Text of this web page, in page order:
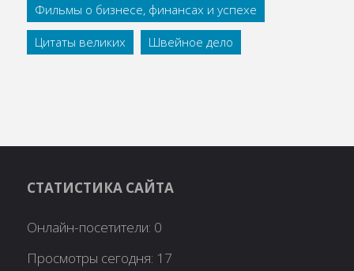
Фильмы о бизнесе, финансах и успехе
Цитаты великих
Швейное дело
СТАТИСТИКА САЙТА
Онлайн-посетители: 0
Просмотры сегодня: 17